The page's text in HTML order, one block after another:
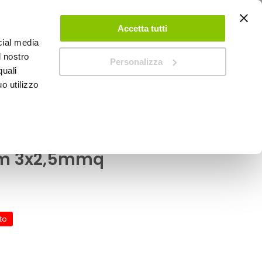
media
nostro
utilizzo
Accetta tutti
Personalizza
ACCEDI CREA UN ACCOUNT CONTATTACI
3x2,5mmq